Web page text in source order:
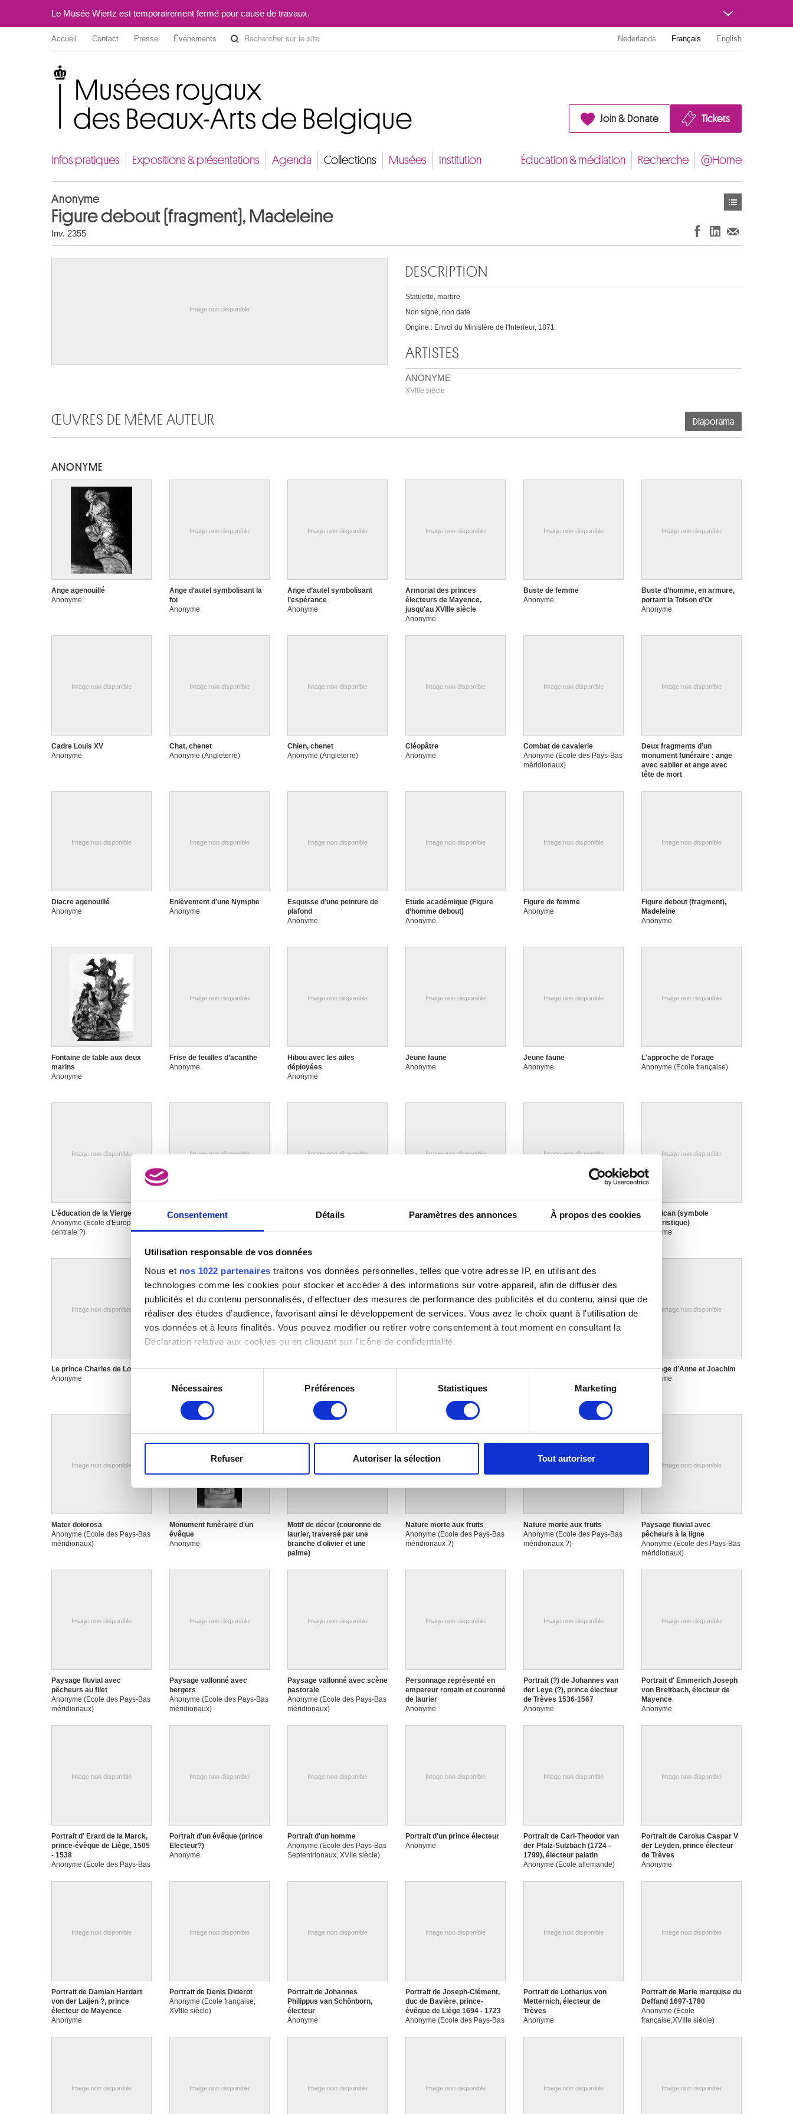
Consentement Détails Paramètres des annonces À propos des cookies
Utilisation responsable de vos données
Nous et nos 1022 partenaires traitons vos données personnelles, telles que votre adresse IP, en utilisant des
technologies comme les cookies pour stocker et accéder à des informations sur votre appareil, afin de diffuser des
publicités et du contenu personnalisés, d'effectuer des mesures de performance des publicités et du contenu, ainsi que de
réaliser des études d’audience, favorisant ainsi le développement de services. Vous avez le choix quant à l'utilisation de
vos données et à leurs finalités. Vous pouvez modifier ou retirer votre consentement à tout moment en consultant la
Déclaration relative aux cookies ou en cliquant sur l'icône de confidentialité.
Si vous le permettez, nous aimerions également :
Collecter des informations sur votre localisation géographique qui peuvent être précises à plusieurs mètres près
digitales).
partenaires de médias sociaux, de publicité et d'analyse, qui peuvent combiner celles-ci avec d'autres informations que
vous leur avez fournies ou qu'ils ont collectées lors de votre utilisation de leurs services.
consentement
Nécessaires Préférences Statistiques Marketing
Refuser Autoriser la sélection Tout autoriser
Le Musée Wiertz est temporairement fermé pour cause de travaux.
Accueil Contact Presse Événements Nederlands Français English
Join & Donate Tickets
Infos pratiques Expositions & présentations Agenda Collections Musées Institution Éducation & médiation Recherche @Home
Anonyme
Figure debout (fragment), Madeleine
Inv. 2355
Image non disponible
DESCRIPTION
Statuette, marbre
Non signé, non daté
Origine : Envoi du Ministère de l'Interieur, 1871
ARTISTES
ANONYME
XVIIIe siècle
ŒUVRES DE MÊME AUTEUR Diaporama
ANONYME
Ange agenouillé
Anonyme
Image non disponible
Ange d’autel symbolisant la
foi
Anonyme
Image non disponible
Ange d’autel symbolisant
l’espérance
Anonyme
Image non disponible
Armorial des princes
électeurs de Mayence,
jusqu'au XVIIIe siècle
Anonyme
Image non disponible
Buste de femme
Anonyme
Image non disponible
Buste d’homme, en armure,
portant la Toison d’Or
Anonyme
Image non disponible
Cadre Louis XV
Anonyme
Image non disponible
Chat, chenet
Anonyme (Angleterre)
Image non disponible
Chien, chenet
Anonyme (Angleterre)
Image non disponible
Cléopâtre
Anonyme
Image non disponible
Combat de cavalerie
Anonyme (Ecole des Pays-Bas
méridionaux)
Image non disponible
Deux fragments d’un
monument funéraire : ange
avec sablier et ange avec
tête de mort
Image non disponible
Diacre agenouillé
Anonyme
Image non disponible
Enlèvement d’une Nymphe
Anonyme
Image non disponible
Esquisse d’une peinture de
plafond
Anonyme
Image non disponible
Etude académique (Figure
d’homme debout)
Anonyme
Image non disponible
Figure de femme
Anonyme
Image non disponible
Figure debout (fragment),
Madeleine
Anonyme
Fontaine de table aux deux
marins
Anonyme
Image non disponible
Frise de feuilles d’acanthe
Anonyme
Image non disponible
Hibou avec les ailes
déployées
Anonyme
Image non disponible
Jeune faune
Anonyme
Image non disponible
Jeune faune
Anonyme
Image non disponible
L'approche de l'orage
Anonyme (Ecole française)
Image non disponible
L'éducation de la Vierge
Anonyme (Ecole d'Europe
centrale ?)
Image non disponible
La profanation des saintes
Anonyme (Ecole des Pays-Bas
Image non disponible
La Victoire
Image non disponible
La Visitation
Image non disponible
Le Christ
Image non disponible
Le pélican (symbole
eucharistique)
Anonyme
Image non disponible
Le prince Charles de Lorraine
Anonyme
Image non disponible
Lustre
Image non disponible
L’Enfance de la Vierge
Image non disponible
L’hiver
Image non disponible
Macrin, empereur romain (un
Image non disponible
Marriage d’Anne et Joachim
Anonyme
Image non disponible
Mater dolorosa
Anonyme (Ecole des Pays-Bas
méridionaux)
Monument funéraire d'un
évêque
Anonyme
Motif de décor (couronne de
laurier, traversé par une
branche d'olivier et une
palme)
Nature morte aux fruits
Anonyme (Ecole des Pays-Bas
méridionaux ?)
Nature morte aux fruits
Anonyme (Ecole des Pays-Bas
méridionaux ?)
Image non disponible
Paysage fluvial avec
pêcheurs à la ligne
Anonyme (Ecole des Pays-Bas
méridionaux)
Image non disponible
Paysage fluvial avec
pêcheurs au filet
Anonyme (Ecole des Pays-Bas
méridionaux)
Image non disponible
Paysage vallonné avec
bergers
Anonyme (Ecole des Pays-Bas
méridionaux)
Image non disponible
Paysage vallonné avec scène
pastorale
Anonyme (Ecole des Pays-Bas
méridionaux)
Image non disponible
Personnage représenté en
empereur romain et couronné
de laurier
Anonyme
Image non disponible
Portrait (?) de Johannes van
der Leye (?), prince électeur
de Trèves 1536-1567
Anonyme
Image non disponible
Portrait d' Emmerich Joseph
von Breitbach, électeur de
Mayence
Anonyme
Image non disponible
Portrait d' Erard de la Marck,
prince-évêque de Liège, 1505
- 1538
Anonyme (Ecole des Pays-Bas
Image non disponible
Portrait d'un évêque (prince
Electeur?)
Anonyme
Image non disponible
Portrait d'un homme
Anonyme (Ecole des Pays-Bas
Septentrionaux, XVIIe siècle)
Image non disponible
Portrait d'un prince électeur
Anonyme
Image non disponible
Portrait de Carl-Theodor van
der Pfalz-Sulzbach (1724 -
1799), électeur palatin
Anonyme (Ecole allemande)
Image non disponible
Portrait de Carolus Caspar V
der Leyden, prince électeur
de Trèves
Anonyme
Image non disponible
Portrait de Damian Hardart
von der Laijen ?, prince
électeur de Mayence
Anonyme
Image non disponible
Portrait de Denis Diderot
Anonyme (Ecole française,
XVIIIe siècle)
Image non disponible
Portrait de Johannes
Philippus van Schönborn,
électeur
Anonyme
Image non disponible
Portrait de Joseph-Clément,
duc de Bavière, prince-
évêque de Liège 1694 - 1723
Anonyme (Ecole des Pays-Bas
Image non disponible
Portrait de Lotharius von
Metternich, électeur de
Trèves
Anonyme
Image non disponible
Portrait de Marie marquise du
Deffand 1697-1780
Anonyme (Ecole
française,XVIIIe siècle)
Image non disponible Image non disponible Image non disponible Image non disponible Image non disponible Image non disponible